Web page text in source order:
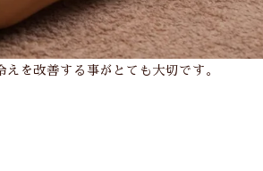
を改善する事がとても大切です。